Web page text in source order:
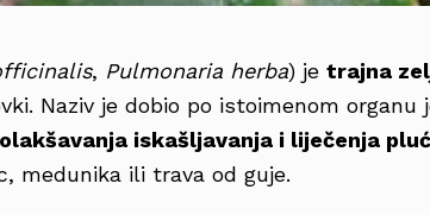
, Pulmonaria herba) je trajna
Naziv je dobio po istoimenom organu
iskašljavanja i liječenja
medunika ili trava od guje.